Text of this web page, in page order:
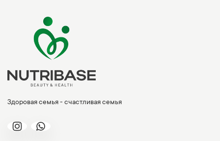
Здоровая семья - счастливая семья